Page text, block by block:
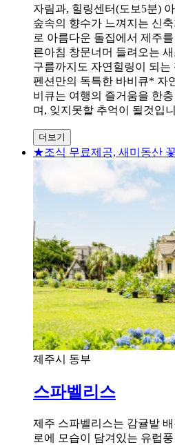
자림과, 힐링센터(도보5분)
숲속의 향수가 느껴지는 신
로 아름다운 돌집에서 제주
른아침 창문너머 들려오는
구름까지도 자연힐링이 되
펜션만의 독특한 바비큐* 자
비큐는 여행의 즐거움을 한
며, 잊지못할 추억이 될것입
더보기
★조식 무료제공, 새미동산
제주시 동부
스파벨리스
제주 스파벨리스는 감귤밭
로에 모습이 담겨있는 유럽